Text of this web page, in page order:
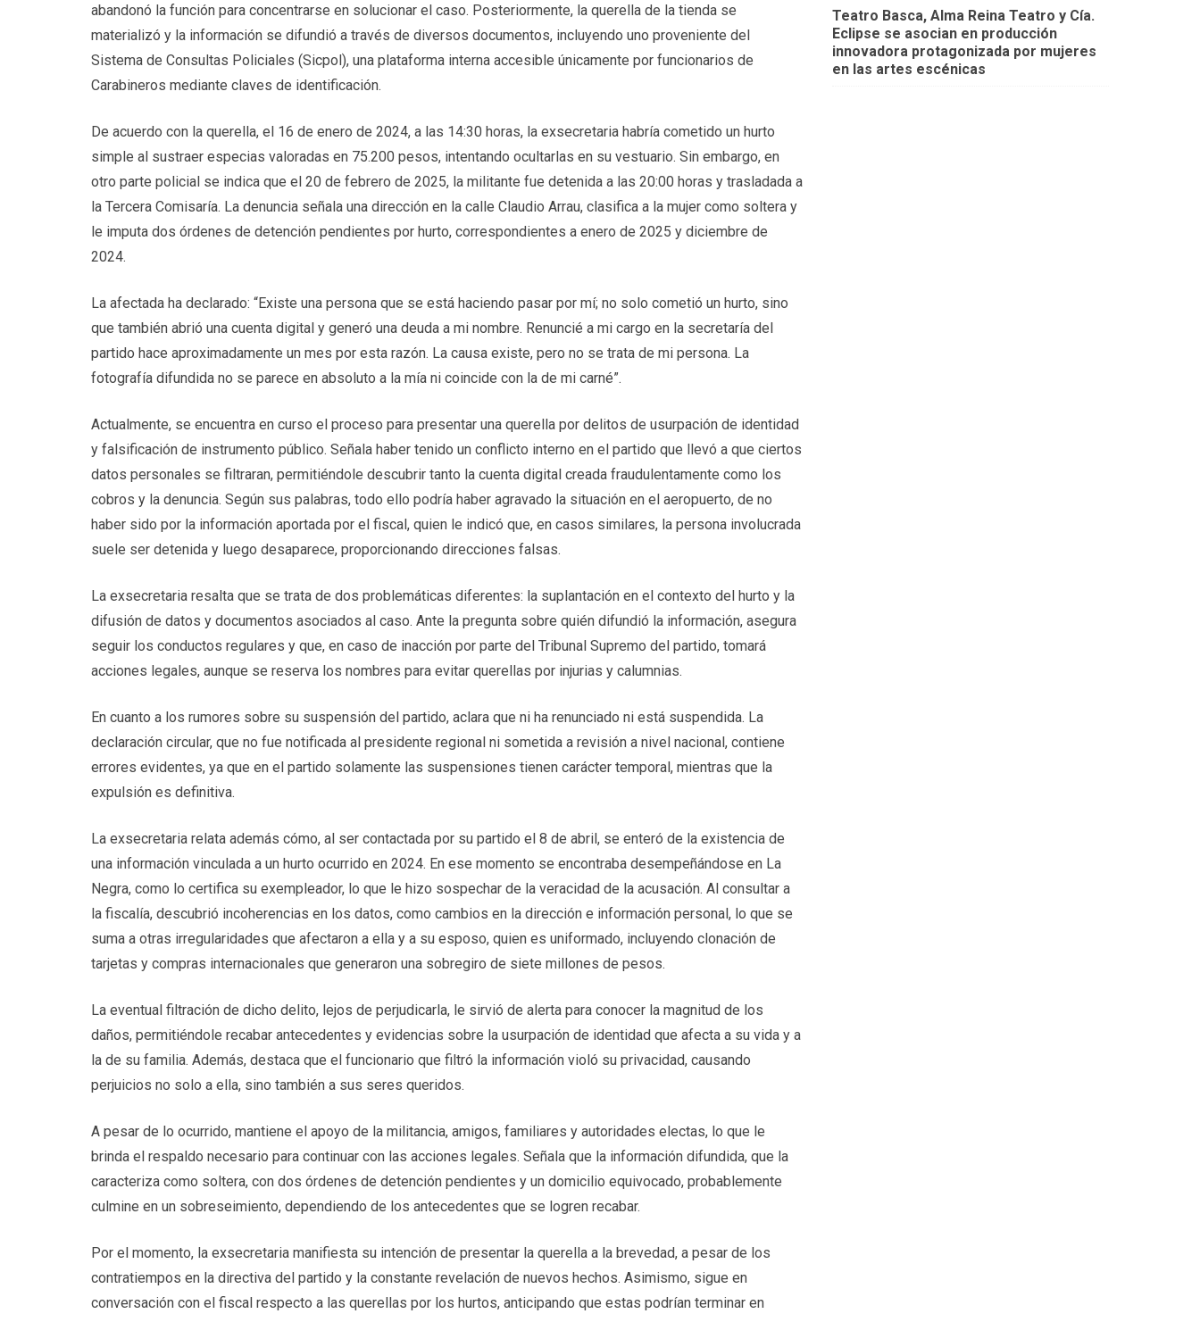
abandonó la función para concentrarse en solucionar el caso. Posteriormente, la querella de la tienda se
materializó y la información se difundió a través de diversos documentos, incluyendo uno proveniente del
Sistema de Consultas Policiales (Sicpol), una plataforma interna accesible únicamente por funcionarios de
Carabineros mediante claves de identificación.
De acuerdo con la querella, el 16 de enero de 2024, a las 14:30 horas, la exsecretaria habría cometido un hurto
simple al sustraer especias valoradas en 75.200 pesos, intentando ocultarlas en su vestuario. Sin embargo, en
otro parte policial se indica que el 20 de febrero de 2025, la militante fue detenida a las 20:00 horas y trasladada a
la Tercera Comisaría. La denuncia señala una dirección en la calle Claudio Arrau, clasifica a la mujer como soltera y
le imputa dos órdenes de detención pendientes por hurto, correspondientes a enero de 2025 y diciembre de
2024.
La afectada ha declarado: “Existe una persona que se está haciendo pasar por mí; no solo cometió un hurto, sino
que también abrió una cuenta digital y generó una deuda a mi nombre. Renuncié a mi cargo en la secretaría del
partido hace aproximadamente un mes por esta razón. La causa existe, pero no se trata de mi persona. La
fotografía difundida no se parece en absoluto a la mía ni coincide con la de mi carné”.
Actualmente, se encuentra en curso el proceso para presentar una querella por delitos de usurpación de identidad
y falsificación de instrumento público. Señala haber tenido un conflicto interno en el partido que llevó a que ciertos
datos personales se filtraran, permitiéndole descubrir tanto la cuenta digital creada fraudulentamente como los
cobros y la denuncia. Según sus palabras, todo ello podría haber agravado la situación en el aeropuerto, de no
haber sido por la información aportada por el fiscal, quien le indicó que, en casos similares, la persona involucrada
suele ser detenida y luego desaparece, proporcionando direcciones falsas.
La exsecretaria resalta que se trata de dos problemáticas diferentes: la suplantación en el contexto del hurto y la
difusión de datos y documentos asociados al caso. Ante la pregunta sobre quién difundió la información, asegura
seguir los conductos regulares y que, en caso de inacción por parte del Tribunal Supremo del partido, tomará
acciones legales, aunque se reserva los nombres para evitar querellas por injurias y calumnias.
En cuanto a los rumores sobre su suspensión del partido, aclara que ni ha renunciado ni está suspendida. La
declaración circular, que no fue notificada al presidente regional ni sometida a revisión a nivel nacional, contiene
errores evidentes, ya que en el partido solamente las suspensiones tienen carácter temporal, mientras que la
expulsión es definitiva.
La exsecretaria relata además cómo, al ser contactada por su partido el 8 de abril, se enteró de la existencia de
una información vinculada a un hurto ocurrido en 2024. En ese momento se encontraba desempeñándose en La
Negra, como lo certifica su exempleador, lo que le hizo sospechar de la veracidad de la acusación. Al consultar a
la fiscalía, descubrió incoherencias en los datos, como cambios en la dirección e información personal, lo que se
suma a otras irregularidades que afectaron a ella y a su esposo, quien es uniformado, incluyendo clonación de
tarjetas y compras internacionales que generaron una sobregiro de siete millones de pesos.
La eventual filtración de dicho delito, lejos de perjudicarla, le sirvió de alerta para conocer la magnitud de los
daños, permitiéndole recabar antecedentes y evidencias sobre la usurpación de identidad que afecta a su vida y a
la de su familia. Además, destaca que el funcionario que filtró la información violó su privacidad, causando
perjuicios no solo a ella, sino también a sus seres queridos.
A pesar de lo ocurrido, mantiene el apoyo de la militancia, amigos, familiares y autoridades electas, lo que le
brinda el respaldo necesario para continuar con las acciones legales. Señala que la información difundida, que la
caracteriza como soltera, con dos órdenes de detención pendientes y un domicilio equivocado, probablemente
culmine en un sobreseimiento, dependiendo de los antecedentes que se logren recabar.
Por el momento, la exsecretaria manifiesta su intención de presentar la querella a la brevedad, a pesar de los
contratiempos en la directiva del partido y la constante revelación de nuevos hechos. Asimismo, sigue en
conversación con el fiscal respecto a las querellas por los hurtos, anticipando que estas podrían terminar en
Teatro Basca, Alma Reina Teatro y Cía.
Eclipse se asocian en producción
innovadora protagonizada por mujeres
en las artes escénicas